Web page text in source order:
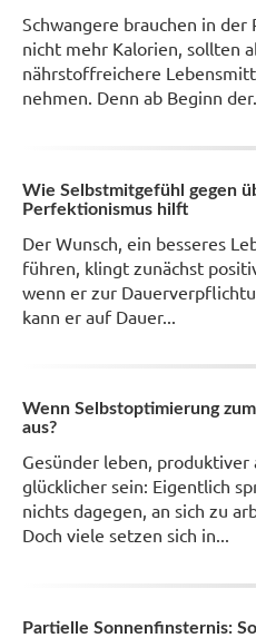
Schwangere brauchen in der
nicht mehr Kalorien, sollten
nährstoffreichere
nehmen. Denn ab Beginn
Wie Selbstmitgefühl gegen
Perfektionismus hilft
Der Wunsch, ein besseres
führen, klingt zunächst
wenn er zur
kann er auf Dauer...
Wenn Selbstoptimierung
aus?
Gesünder leben, produktiver
glücklicher sein: Eigentlich
nichts dagegen, an sich zu
Doch viele setzen sich in...
Partielle Sonnenfinsternis: